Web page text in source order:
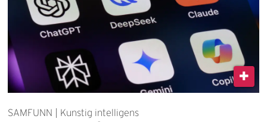
SAMFUNN | Kunstig intelligens